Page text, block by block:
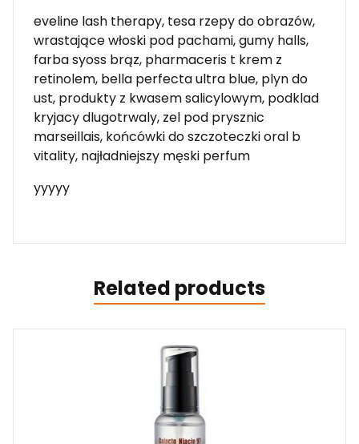
eveline lash therapy, tesa rzepy do obrazów,
wrastające włoski pod pachami, gumy halls,
farba syoss brąz, pharmaceris t krem z
retinolem, bella perfecta ultra blue, plyn do
ust, produkty z kwasem salicylowym, podklad
kryjacy dlugotrwaly, zel pod prysznic
marseillais, końcówki do szczoteczki oral b
vitality, najładniejszy męski perfum
yyyyy
Related products